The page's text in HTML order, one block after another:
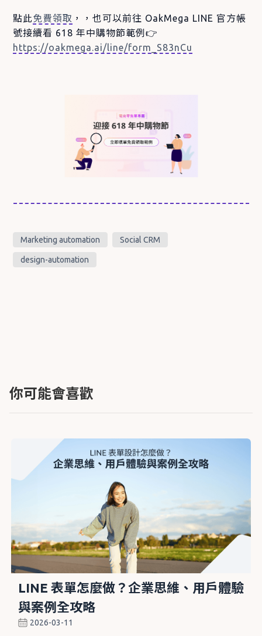
點此免費領取 ，，也可以前往 OakMega LINE 官方帳
號接續看 618 年中購物節範例👉
https://oakmega.ai/line/form_S83nCu
Marketing automation Social CRM
design-automation
你可能會喜歡
LINE 表單怎麼做？企業思維、用戶體驗
與案例全攻略
2026-03-11